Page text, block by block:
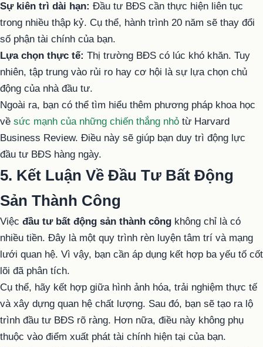
Sự kiên trì dài hạn: Đầu tư BĐS cần thực hiện liên tục
trong nhiều thập kỷ. Cụ thể, hành trình 20 năm sẽ thay đổi
số phận tài chính của bạn.
Lựa chọn thực tế: Thị trường BĐS có lúc khó khăn. Tuy
nhiên, tập trung vào rủi ro hay cơ hội là sự lựa chọn chủ
động của nhà đầu tư.
Ngoài ra, bạn có thể tìm hiểu thêm phương pháp khoa học
về sức mạnh của những chiến thắng nhỏ từ Harvard
Business Review. Điều này sẽ giúp bạn duy trì động lực
đầu tư BĐS hàng ngày.
5. Kết Luận Về Đầu Tư Bất Động
Sản Thành Công
Việc đầu tư bất động sản thành công không chỉ là có
nhiều tiền. Đây là một quy trình rèn luyện tâm trí và mạng
lưới quan hệ. Vì vậy, bạn cần áp dụng kết hợp ba yếu tố cốt
lõi đã phân tích.
Cụ thể, hãy kết hợp giữa hình ảnh hóa, trải nghiệm thực tế
và xây dựng quan hệ chất lượng. Sau đó, bạn sẽ tạo ra lộ
trình đầu tư BĐS rõ ràng. Hơn nữa, điều này không phụ
thuộc vào điểm xuất phát tài chính hiện tại của bạn.